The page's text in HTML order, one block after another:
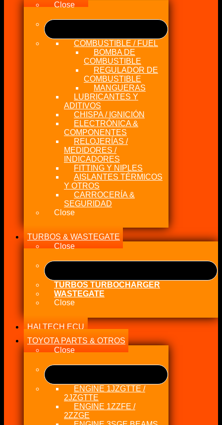
Close
COMBUSTIBLE / FUEL
BOMBA DE
COMBUSTIBLE
REGULADOR DE
COMBUSTIBLE
MANGUERAS
LUBRICANTES Y
ADITIVOS
CHISPA / IGNICIÓN
ELECTRÓNICA &
COMPONENTES
RELOJERÍAS /
MEDIDORES /
INDICADORES
FITTING Y NIPLES
AISLANTES TÉRMICOS
Y OTROS
CARROCERÍA &
SEGURIDAD
Close
TURBOS & WASTEGATE
Close
TURBOS TURBOCHARGER
WASTEGATE
Close
HALTECH ECU
TOYOTA PARTS & OTROS
Close
ENGINE 1JZGTTE /
2JZGTTE
ENGINE 1ZZFE /
2ZZGE